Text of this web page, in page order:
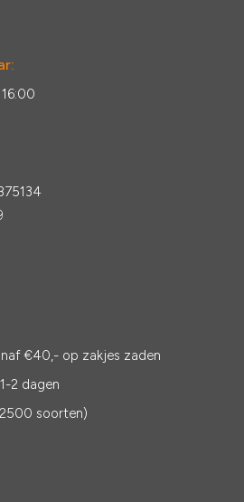
€40,- op zakjes zaden
2 dagen
soorten)